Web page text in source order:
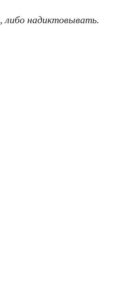
либо надиктовывать.